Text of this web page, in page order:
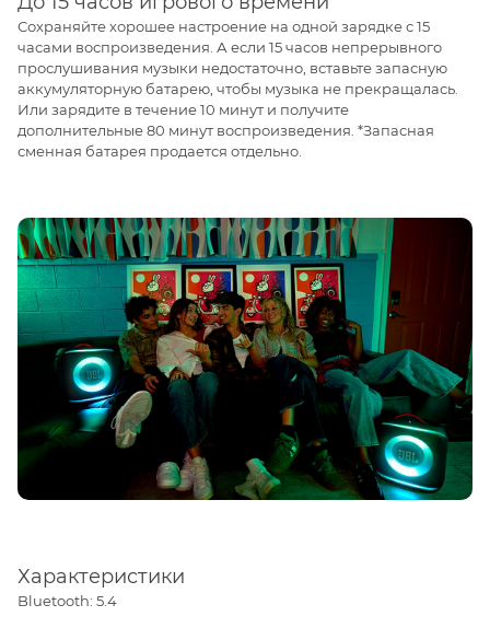
Сохраняйте хорошее настроение на одной зарядке с 15
часами воспроизведения. А если 15 часов непрерывного
прослушивания музыки недостаточно, вставьте запасную
аккумуляторную батарею, чтобы музыка не прекращалась.
Или зарядите в течение 10 минут и получите
дополнительные 80 минут воспроизведения. *Запасная
сменная батарея продается отдельно.
Характеристики
Bluetooth: 5.4